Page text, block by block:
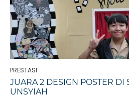
PRESTASI
JUARA 2 DESIGN POSTER DI
UNSYIAH